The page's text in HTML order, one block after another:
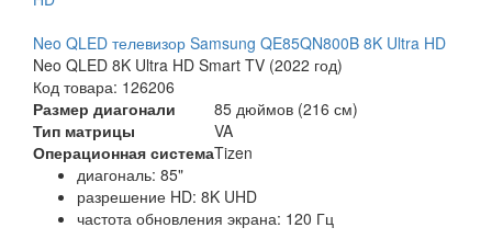
Neo QLED телевизор Samsung QE85QN800B 8K Ultra HD
Neo QLED 8K Ultra HD Smart TV (2022 год)
Код товара: 126206
Размер диагонали
85 дюймов (216 см)
Тип матрицы
VA
Операционная системаTizen
диагональ: 85"
разрешение HD: 8K UHD
частота обновления экрана: 120 Гц